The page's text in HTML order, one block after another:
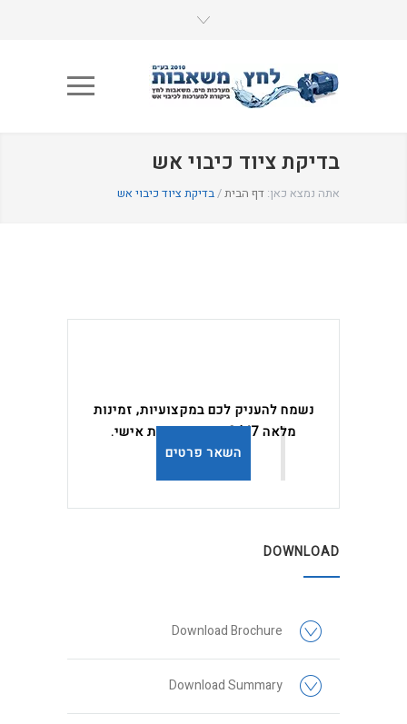
בדיקת ציוד כיבוי אש
אתה נמצא כאן: דף הבית/בדיקת ציוד כיבוי אש
נשמח להעניק לכם במקצועיות, זמינות
מלאה 24/7, ייעוץ ושירות אישי.
השאר פרטים
DOWNLOAD
Download Brochure
Download Summary